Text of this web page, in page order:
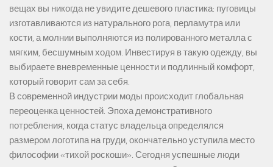
вещах вы никогда не увидите дешевого пластика: пуговицы
изготавливаются из натурального рога, перламутра или
кости, а молнии выполняются из полированного металла с
мягким, бесшумным ходом. Инвестируя в такую одежду, вы
выбираете вневременные ценности и подлинный комфорт,
который говорит сам за себя.
В современной индустрии моды происходит глобальная
переоценка ценностей. Эпоха демонстративного
потребления, когда статус владельца определялся
размером логотипа на груди, окончательно уступила место
философии «тихой роскоши». Сегодня успешные люди